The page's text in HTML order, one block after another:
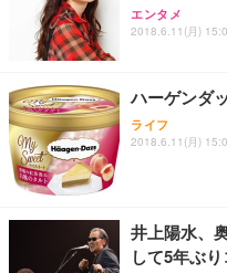
エンタメ
2018.6.11(月)
ハーゲンダ
ライフ
2018.6.11(月)
井上陽水、
して5年ぶ